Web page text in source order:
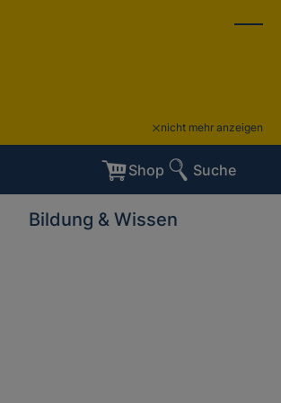
nicht mehr anzeigen
Shop Suche
Bildung & Wissen